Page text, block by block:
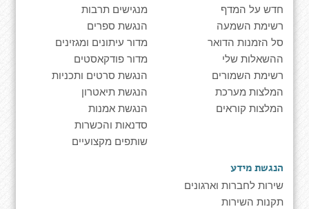
חדש על המדף
רשימת השמעה
סל הזמנות הדואר
ההשאלות שלי
רשימת השמורים
המלצות מערכת
המלצות קוראים
מנגישים תרבות
הנגשת ספרים
מדור עיתונים ומגזינים
מדור פודקאסטים
הנגשת סרטים ותכניות
הנגשת תיאטרון
הנגשת אמנות
סדנאות והכשרות
שותפים מקצועיים
הנגשת מידע
שירות לחברות וארגונים
תקנות השירות